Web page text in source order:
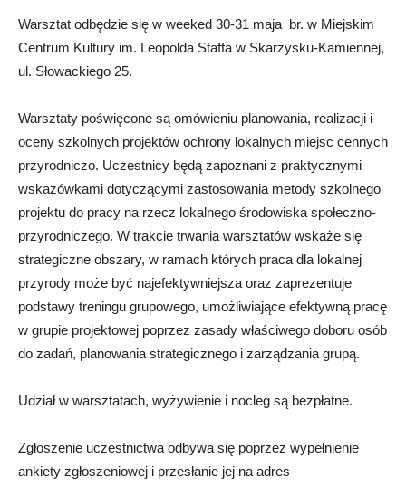
Warsztat odbędzie się w weeked 30-31 maja br. w Miejskim
Centrum Kultury im. Leopolda Staffa w Skarżysku-Kamiennej,
ul. Słowackiego 25.
Warsztaty poświęcone są omówieniu planowania, realizacji i
oceny szkolnych projektów ochrony lokalnych miejsc cennych
przyrodniczo. Uczestnicy będą zapoznani z praktycznymi
wskazówkami dotyczącymi zastosowania metody szkolnego
projektu do pracy na rzecz lokalnego środowiska społeczno-
przyrodniczego. W trakcie trwania warsztatów wskaże się
strategiczne obszary, w ramach których praca dla lokalnej
przyrody może być najefektywniejsza oraz zaprezentuje
podstawy treningu grupowego, umożliwiające efektywną pracę
w grupie projektowej poprzez zasady właściwego doboru osób
do zadań, planowania strategicznego i zarządzania grupą.
Udział w warsztatach, wyżywienie i nocleg są bezpłatne.
Zgłoszenie uczestnictwa odbywa się poprzez wypełnienie
ankiety zgłoszeniowej i przesłanie jej na adres